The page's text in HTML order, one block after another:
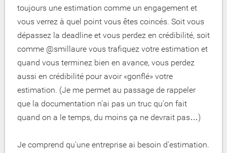
toujours une estimation comme un engagement et
vous verrez à quel point vous êtes coincés. Soit vous
dépassez la deadline et vous perdez en crédibilité, soit
comme @smillaure vous trafiquez votre estimation et
quand vous terminez bien en avance, vous perdez
aussi en crédibilité pour avoir «gonflé» votre
estimation. (Je me permet au passage de rappeler
que la documentation n'ai pas un truc qu'on fait
quand on a le temps, du moins ça ne devrait pas…)
Je comprend qu'une entreprise ai besoin d'estimation.